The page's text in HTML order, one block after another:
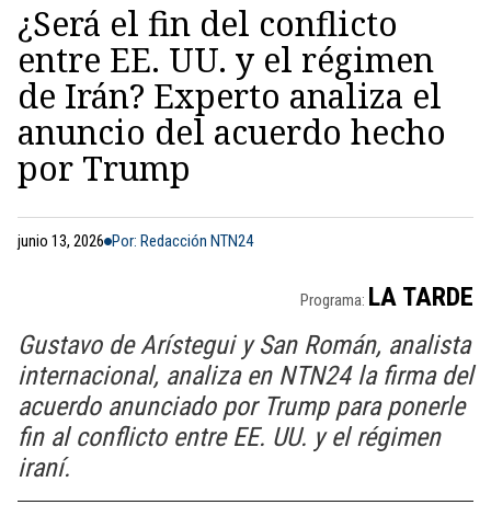
¿Será el fin del conflicto
entre EE. UU. y el régimen
de Irán? Experto analiza el
anuncio del acuerdo hecho
por Trump
junio 13, 2026 Por: Redacción NTN24
Programa: LA TARDE
Gustavo de Arístegui y San Román, analista
internacional, analiza en NTN24 la firma del
acuerdo anunciado por Trump para ponerle
fin al conflicto entre EE. UU. y el régimen
iraní.